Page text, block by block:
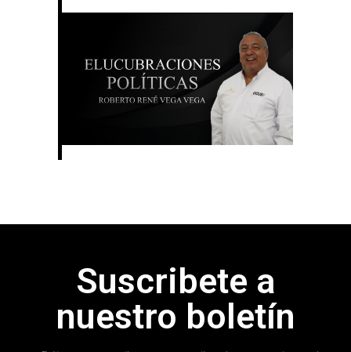
Suscribete a
nuestro boletín